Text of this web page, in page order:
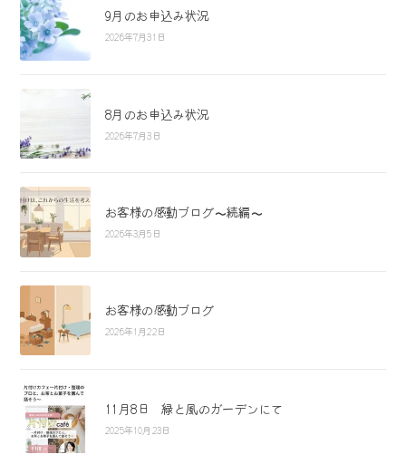
9月のお申込み状況
2026年7月31日
8月のお申込み状況
2026年7月3日
お客様の感動ブログ〜続編〜
2026年3月5日
お客様の感動ブログ
2026年1月22日
11月8日 緑と風のガーデンにて
2025年10月23日